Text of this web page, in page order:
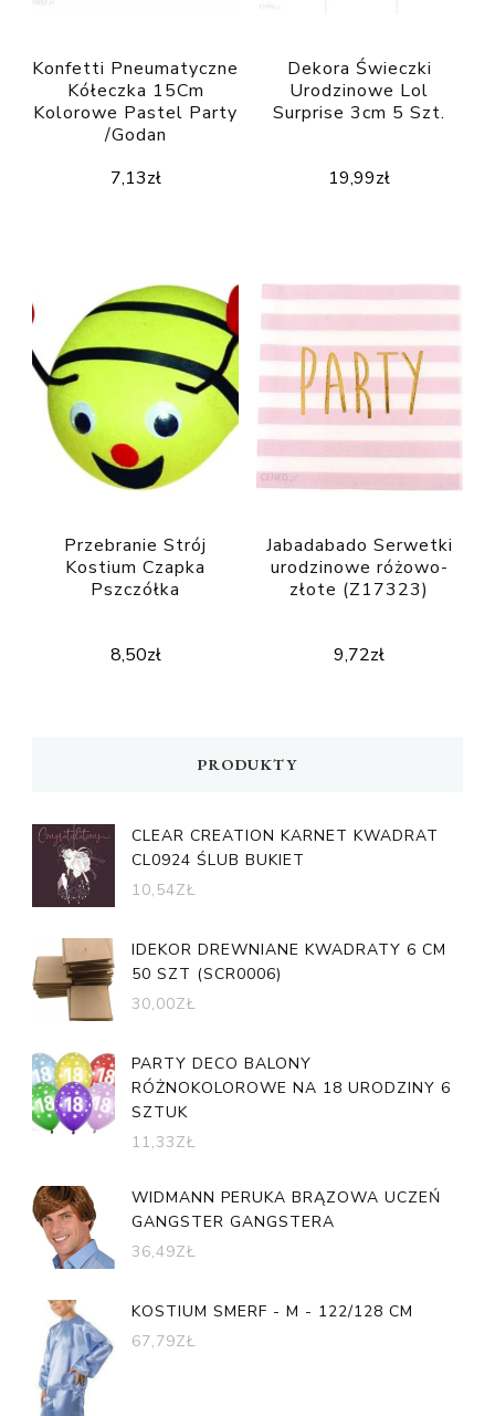
Konfetti Pneumatyczne
Kółeczka 15Cm
Kolorowe Pastel Party
/Godan
7,13zł
Dekora Świeczki
Urodzinowe Lol
Surprise 3cm 5 Szt.
19,99zł
Przebranie Strój
Kostium Czapka
Pszczółka
8,50zł
Jabadabado Serwetki
urodzinowe różowo-
złote (Z17323)
9,72zł
PRODUKTY
CLEAR CREATION KARNET KWADRAT
CL0924 ŚLUB BUKIET
10,54ZŁ
IDEKOR DREWNIANE KWADRATY 6 CM
50 SZT (SCR0006)
30,00ZŁ
PARTY DECO BALONY
RÓŻNOKOLOROWE NA 18 URODZINY 6
SZTUK
11,33ZŁ
WIDMANN PERUKA BRĄZOWA UCZEŃ
GANGSTER GANGSTERA
36,49ZŁ
KOSTIUM SMERF - M - 122/128 CM
67,79ZŁ